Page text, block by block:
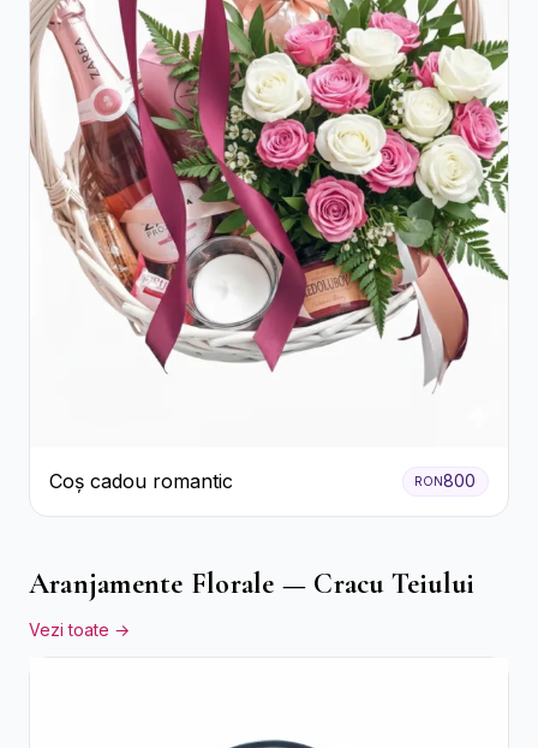
Coș cadou romantic RON800
Aranjamente Florale — Cracu Teiului
Vezi toate →